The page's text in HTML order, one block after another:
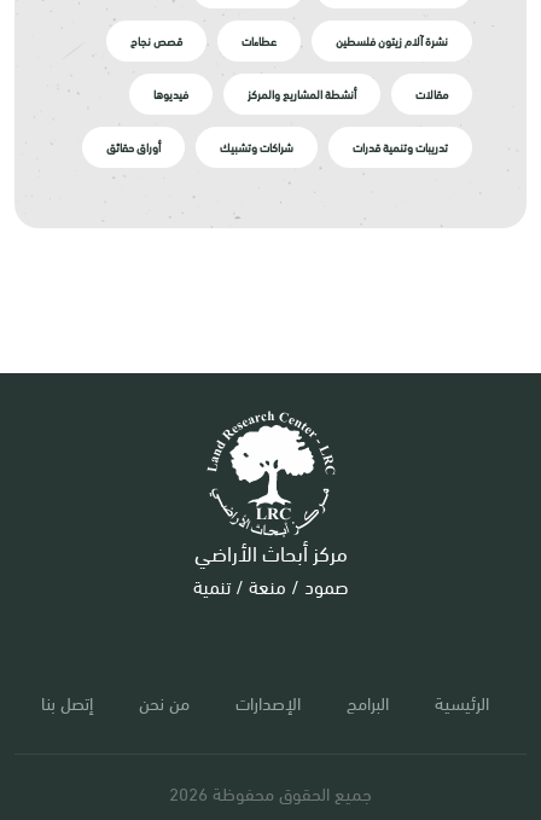
نشرة آلام زيتون فلسطين عطاءات قصص نجاح
مقالات أنشطة المشاريع والمركز فيديوها
تدريبات وتنمية قدرات شراكات وتشبيك أوراق حقائق
مركز أبحاث الأراضي
صمود / منعة / تنمية
الرئيسية البرامج الإصدارات من نحن إتصل بنا
جميع الحقوق محفوظة 2026